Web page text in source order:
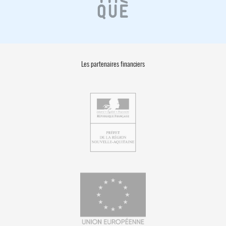
Les partenaires financiers